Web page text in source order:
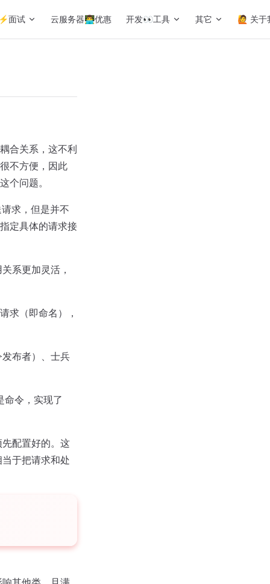
面试 云服务器👨‍💻‍优惠 开发👀工具 其它 🙋 关于
合关系，这不利
不方便，因此
个问题。
求，但是并不
定具体的请求接
系更加灵活，
求（即命名），
布者）、士兵
命令，实现了
配置好的。这
于把请求和处